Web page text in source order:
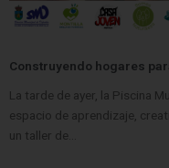
Construyendo hogares
La tarde de ayer, la Piscina
espacio de aprendizaje,
un taller de…